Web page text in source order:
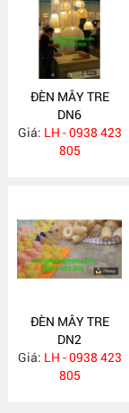
ĐÈN MÂY TRE
DN6
Giá: LH - 0938 423
805
ĐÈN MÂY TRE
DN2
Giá: LH - 0938 423
805